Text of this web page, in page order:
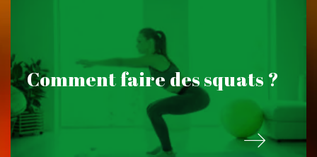
Comment faire des squats ?